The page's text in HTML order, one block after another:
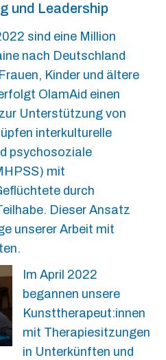
und Leadership
sind eine Million
nach Deutschland
Kinder und ältere
OlamAid einen
Unterstützung von
interkulturelle
psychosoziale
mit
durch
Dieser Ansatz
unserer Arbeit mit
Im April 2022
begannen unsere
Kunsttherapeut:innen
mit Therapiesitzungen
in Unterkünften und